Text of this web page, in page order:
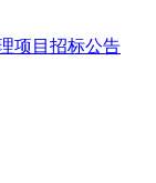
项目招标公告